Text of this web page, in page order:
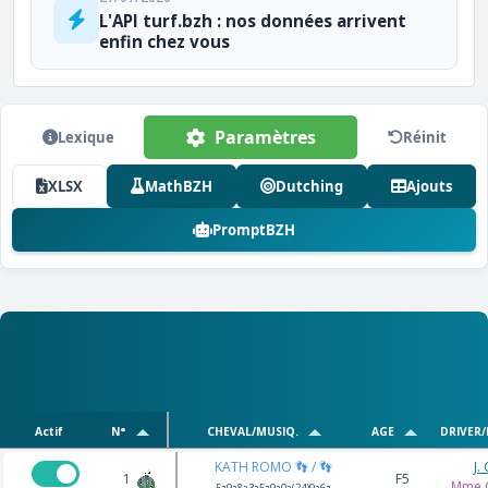
L'API turf.bzh : nos données arrivent
enfin chez vous
Lexique Paramètres Réinit
XLSX MathBZH Dutching Ajouts
PromptBZH
Actif N° CHEVAL/MUSIQ. AGE
1
KATH ROMO 👣 / 👣
F5
J.